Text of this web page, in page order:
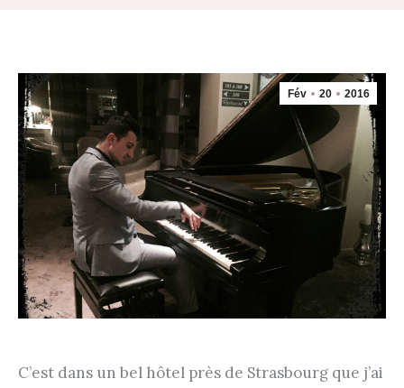
Fév 20 2016
C’est dans un bel hôtel près de Strasbourg que j’ai